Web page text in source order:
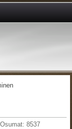
|Osumat: 8537